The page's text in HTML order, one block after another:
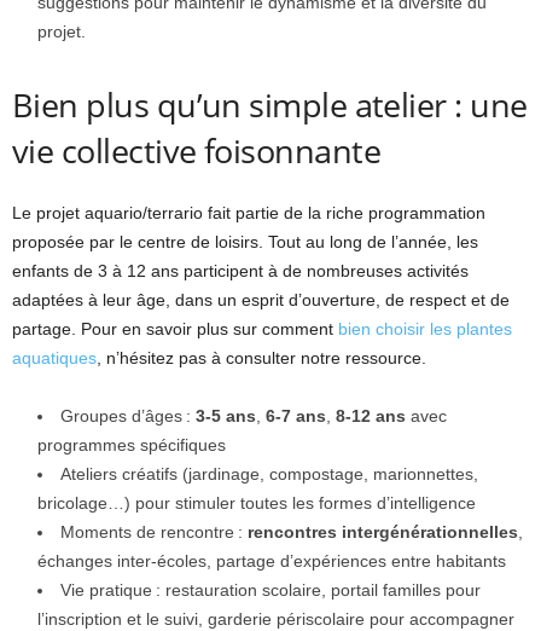
projet.
Bien plus qu’un simple atelier : une
vie collective foisonnante
Le projet aquario/terrario fait partie de la riche programmation
proposée par le centre de loisirs. Tout au long de l’année, les
enfants de 3 à 12 ans participent à de nombreuses activités
adaptées à leur âge, dans un esprit d’ouverture, de respect et de
partage. Pour en savoir plus sur comment bien choisir les plantes
aquatiques, n’hésitez pas à consulter notre ressource.
Groupes d’âges : 3-5 ans, 6-7 ans, 8-12 ans avec
programmes spécifiques
Ateliers créatifs (jardinage, compostage, marionnettes,
bricolage…) pour stimuler toutes les formes d’intelligence
Moments de rencontre : rencontres intergénérationnelles,
échanges inter-écoles, partage d’expériences entre habitants
Vie pratique : restauration scolaire, portail familles pour
l’inscription et le suivi, garderie périscolaire pour accompagner